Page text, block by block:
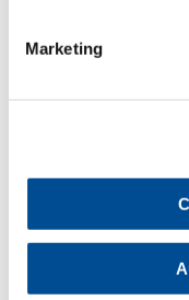
Marketing
Schott